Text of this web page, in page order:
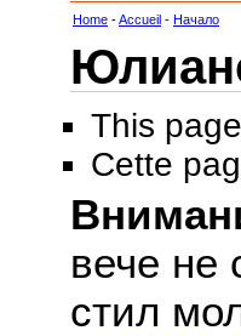
Home -Accueil - Начало
This
Cette
вече не
стил